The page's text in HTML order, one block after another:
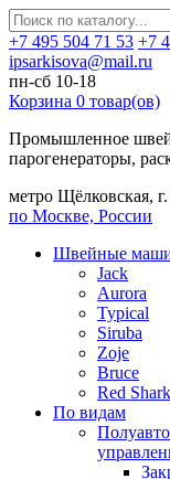
+7 495 504 71 53 +7
ipsarkisova@mail.ru
пн-сб 10-18
Корзина 0 товар(ов)
Промышленное
парогенераторы,
метро Щёлковская,
по Москве, России
Швейные
Jack
Aurora
Typical
Siruba
Zoje
Bruce
Red Shark
По видам